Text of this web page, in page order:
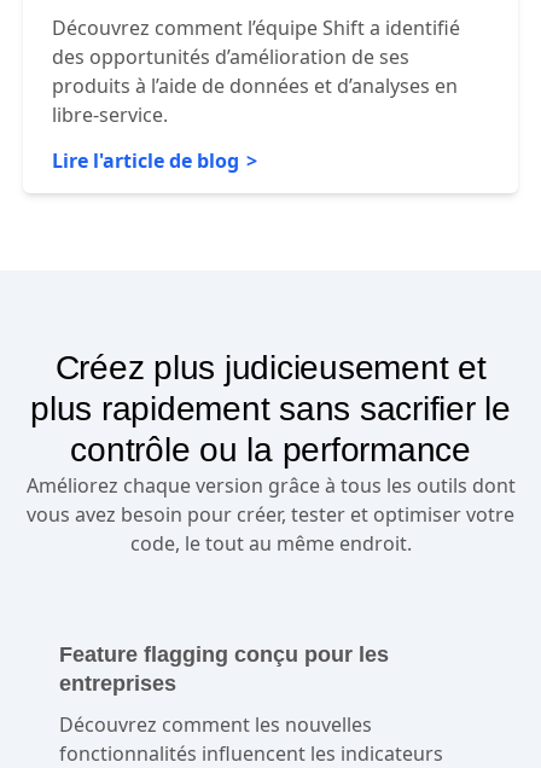
Découvrez comment l’équipe Shift a identifié
des opportunités d’amélioration de ses
produits à l’aide de données et d’analyses en
libre-service.
Lire l'article de blog
Créez plus judicieusement et
plus rapidement sans sacrifier le
contrôle ou la performance
Améliorez chaque version grâce à tous les outils dont
vous avez besoin pour créer, tester et optimiser votre
code, le tout au même endroit.
Feature flagging conçu pour les
entreprises
Découvrez comment les nouvelles
fonctionnalités influencent les indicateurs